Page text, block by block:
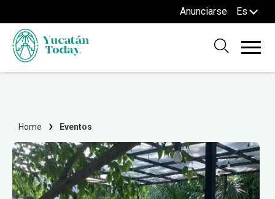
Anunciarse Es
Home Eventos